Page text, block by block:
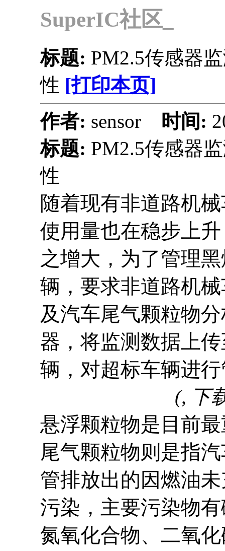
SuperIC社区_
标题: PM2.5传感器
性 [打印本页]
作者: sensor 时间:
标题: PM2.5传感器
性
随着现有非道路机
使用量也在稳步上升
之增大 ， 为了管理
辆，要求非道路机
及汽车尾气颗粒物
器，将监测数据上
辆，对超标车辆进
(, 下
悬浮颗粒物是目前
尾气颗粒物则是指
管排放出的因燃油
污染，主要污染物
氮氧化合物、二氧